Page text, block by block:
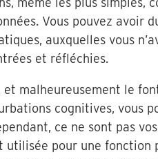
Vous pouvez avoir
auxquelles vous
et réfléchies.
malheureusement le
cognitives, vous
ce ne sont pas
utilisée pour une fonction